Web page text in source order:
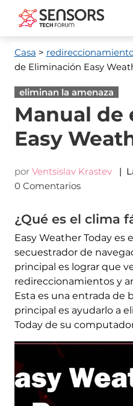
Casa >
de Eliminación Easy
eliminan la amenaza
Manual de
Easy
por Ventsislav Krastev |
0 Comentarios
¿Qué es el clima
Easy Weather Today es
secuestrador de
principal es lograr que
redireccionamientos y
Esta es una entrada de
principal es ayudarlo a
Today de su